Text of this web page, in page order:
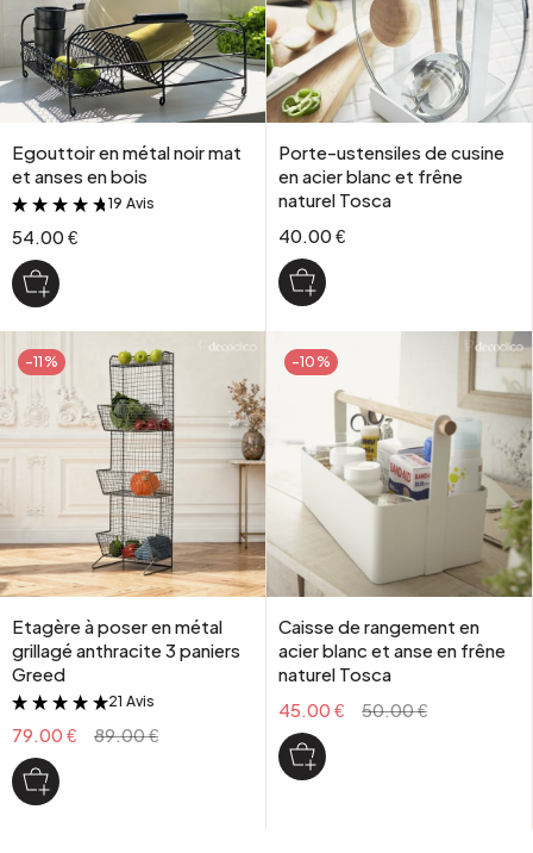
Egouttoir en métal noir mat
et anses en bois
&
19 Avis
54.00 €
Porte-ustensiles de cusine
en acier blanc et frêne
naturel Tosca
40.00 €
-11%
Etagère à poser en métal
grillagé anthracite 3 paniers
Greed
&
21 Avis
79.00 € 89.00 €
-10%
Caisse de rangement en
acier blanc et anse en frêne
naturel Tosca
45.00 €
50.00 €